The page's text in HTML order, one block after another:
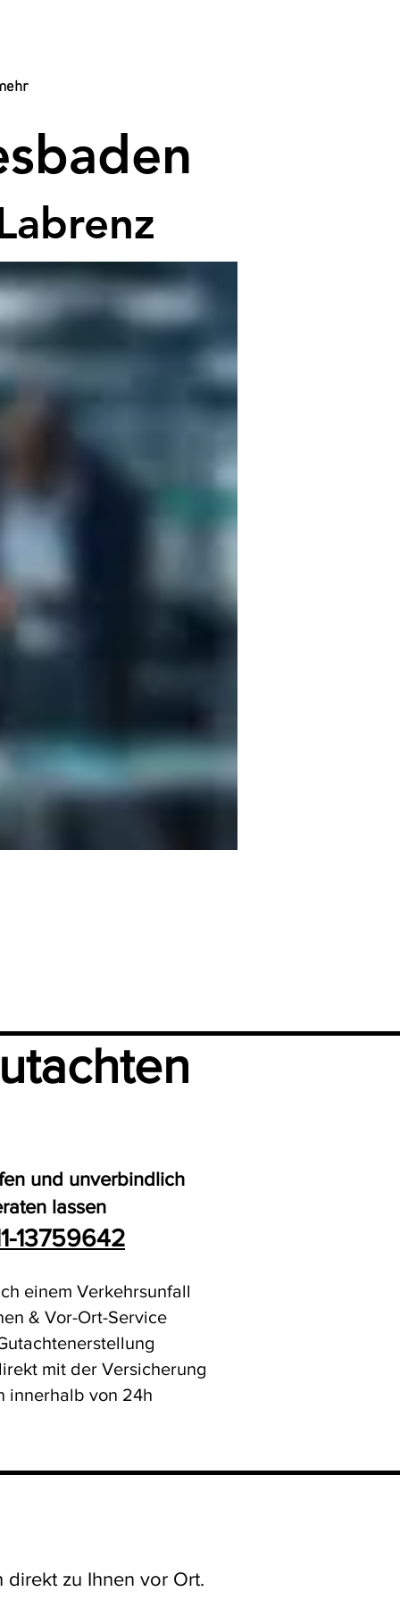
und unverbindlich
lassen
13759642
einem Verkehrsunfall
& Vor-Ort-Service
mit der Versicherung
innerhalb von 24h
direkt zu Ihnen vor Ort.